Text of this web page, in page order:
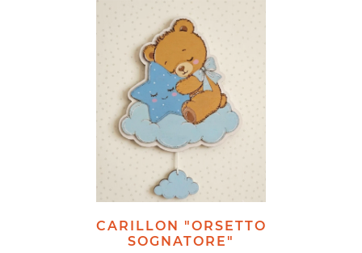
CARILLON "ORSETTO
SOGNATORE"